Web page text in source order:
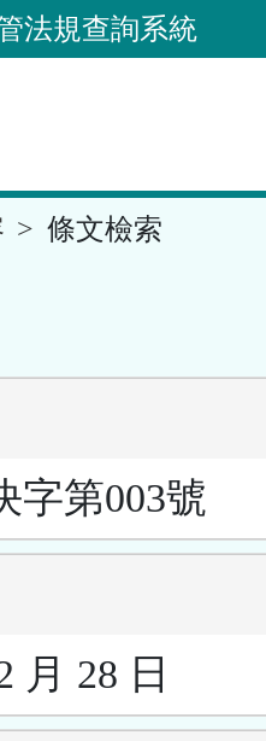
法規查詢系統
條文檢索
字第003號
月 28 日